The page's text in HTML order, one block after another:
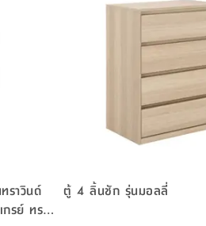
ราวินด์
รย์ ทรา
ตู้ 4 ลิ้นชัก รุ่นมอลลี่